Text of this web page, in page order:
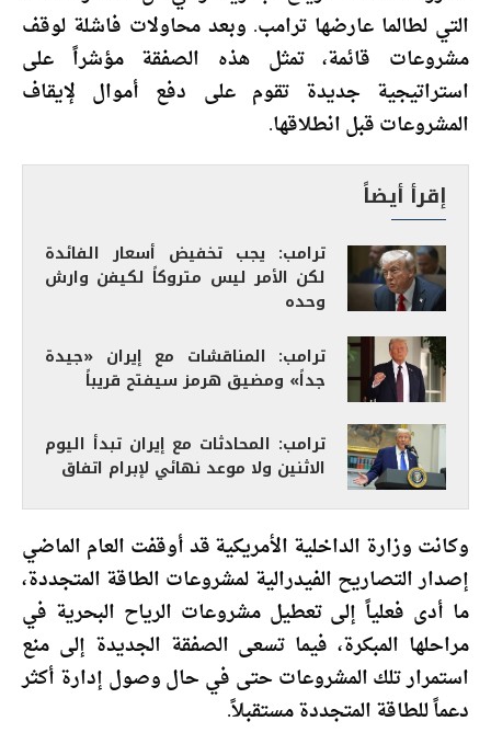
التي لطالما عارضها ترامب. وبعد محاولات فاشلة لوقف
مشروعات قائمة، تمثل هذه الصفقة مؤشراً على
استراتيجية جديدة تقوم على دفع أموال لإيقاف
المشروعات قبل انطلاقها.
إقرأ أيضاً
ترامب: يجب تخفيض أسعار الفائدة
لكن الأمر ليس متروكاً لكيفن وارش
وحده
ترامب: المناقشات مع إيران «جيدة
جداً» ومضيق هرمز سيفتح قريباً
ترامب: المحادثات مع إيران تبدأ اليوم
الاثنين ولا موعد نهائي لإبرام اتفاق
وكانت وزارة الداخلية الأمريكية قد أوقفت العام الماضي
إصدار التصاريح الفيدرالية لمشروعات الطاقة المتجددة،
ما أدى فعلياً إلى تعطيل مشروعات الرياح البحرية في
مراحلها المبكرة، فيما تسعى الصفقة الجديدة إلى منع
استمرار تلك المشروعات حتى في حال وصول إدارة أكثر
دعماً للطاقة المتجددة مستقبلاً.